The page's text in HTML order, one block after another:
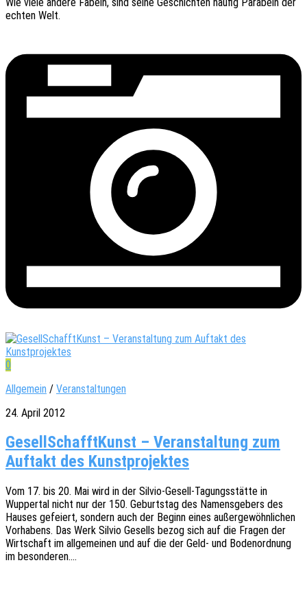
echten Welt.
0
Allgemein / Veranstaltungen
24. April 2012
GesellSchafftKunst – Veranstaltung zum
Auftakt des Kunstprojektes
Vom 17. bis 20. Mai wird in der Silvio-Gesell-Tagungs­­­stä­t­­te in
Wupper­tal nicht nur der 150. Geburts­tag des Namens­ge­bers des
Hauses gefei­ert, sondern auch der Beginn eines außer­ge­wöhn­li­chen
Vorha­bens. Das Werk Silvio Gesells bezog sich auf die Fragen der
Wirt­schaft im allge­mei­nen und auf die der Geld- und Boden­ord­nung
im besonderen.…